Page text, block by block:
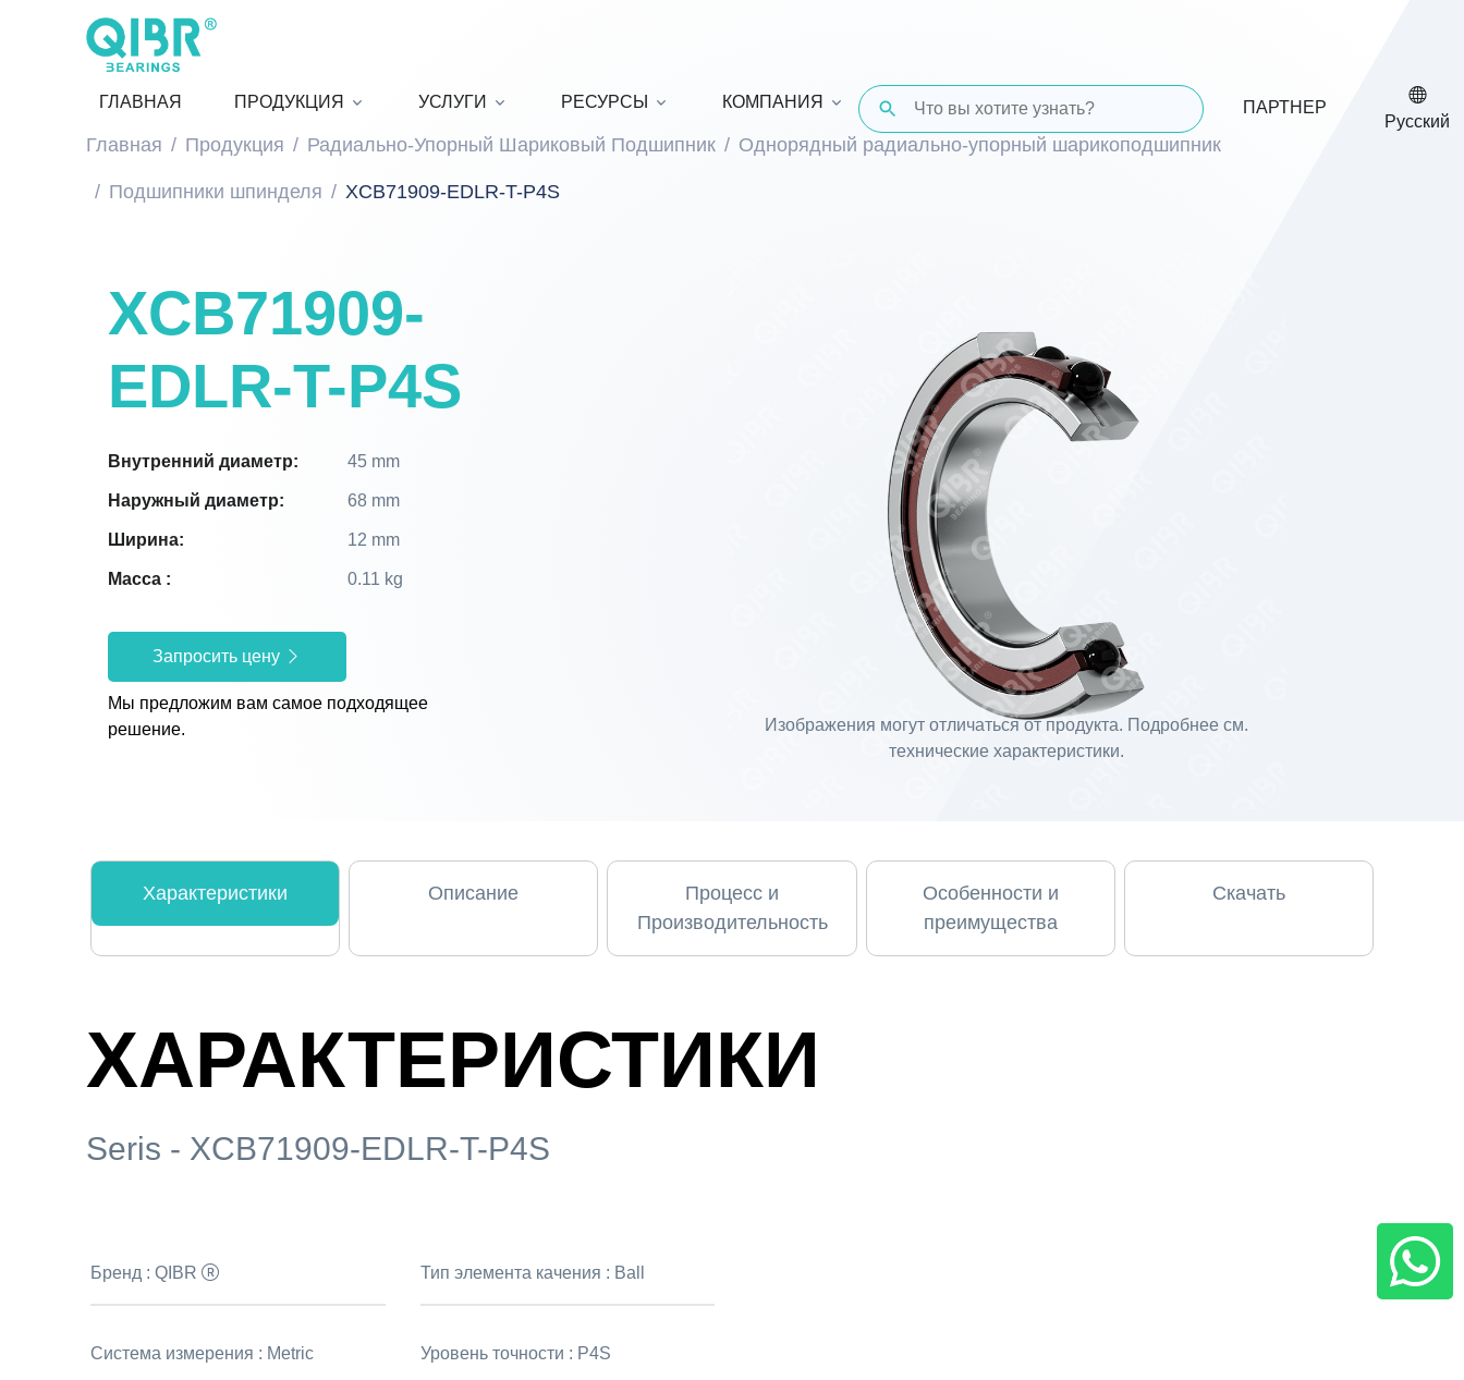
ГЛАВНАЯ ПРОДУКЦИЯ УСЛУГИ РЕСУРСЫ КОМПАНИЯ ПАРТНЕР
Русский
Главная Продукция Радиально-Упорный Шариковый Подшипник Однорядный радиально-упорный шарикоподшипник
Подшипники шпинделя XCB71909-EDLR-T-P4S
XCB71909-
EDLR-T-P4S
Внутренний диаметр: 45 mm
Наружный диаметр: 68 mm
Ширина: 12 mm
Масса : 0.11 kg
Запросить цену
Мы предложим вам самое подходящее
решение.
Изображения могут отличаться от продукта. Подробнее см.
технические характеристики.
Характеристики Описание
Процесс и
Производительность
Особенности и
преимущества
Скачать
ХАРАКТЕРИСТИКИ
Seris - XCB71909-EDLR-T-P4S
Бренд :QIBR Тип элемента качения : Ball
Система измерения : Metric Уровень точности : P4S